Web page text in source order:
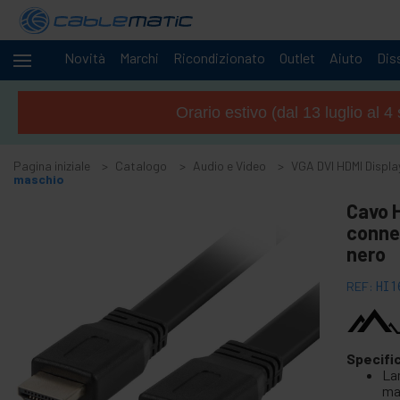
Novità Marchi Ricondizionato Outlet Aiuto
Cavi +
Racks
server
Wireless Audio Tour
CCTV Camera e accessórios
+
Computer e TV stand
+
Orario estivo (dal 13 luglio al
Pagina iniziale Catalogo Audio e Video VGA DVI HDMI
maschio
Cavo
nero
REF: